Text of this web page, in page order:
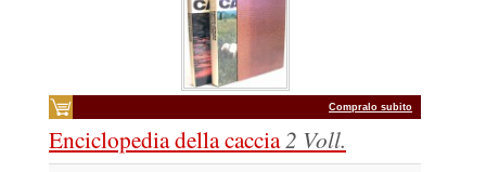
Compralo subito
Enciclopedia della caccia2 Voll.